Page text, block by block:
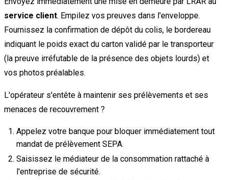
service client. Empilez vos preuves dans l'enveloppe.
Fournissez la confirmation de dépôt du colis, le bordereau
indiquant le poids exact du carton validé par le transporteur
(la preuve irréfutable de la présence des objets lourds) et
vos photos préalables.
L'opérateur s'entête à maintenir ses prélèvements et ses
menaces de recouvrement ?
Appelez votre banque pour bloquer immédiatement tout
mandat de prélèvement SEPA.
Saisissez le médiateur de la consommation rattaché à
l'entreprise de sécurité.